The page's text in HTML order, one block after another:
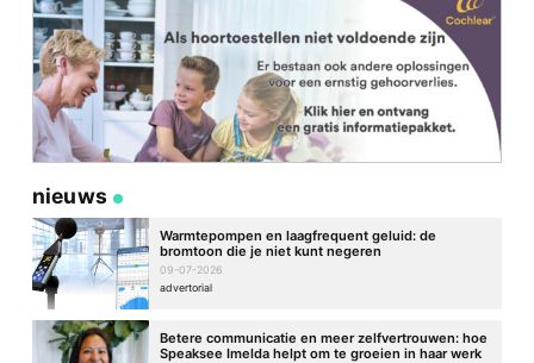
nieuws
Warmtepompen en laagfrequent geluid: de
bromtoon die je niet kunt negeren
09-07-2026
advertorial
Betere communicatie en meer zelfvertrouwen: hoe
Speaksee Imelda helpt om te groeien in haar werk